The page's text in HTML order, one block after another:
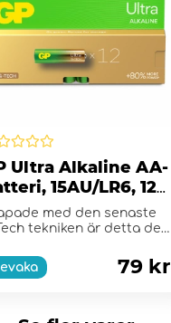
Ultra Alkaline AA-
15AU/LR6, 12-
med den senaste
tekniken är detta det
79 kr